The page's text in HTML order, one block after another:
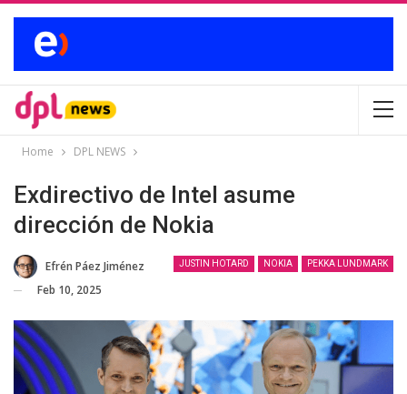
Home DPL NEWS
Exdirectivo de Intel asume
dirección de Nokia
JUSTIN HOTARD NOKIA PEKKA LUNDMARK
Efrén Páez Jiménez
Feb 10, 2025